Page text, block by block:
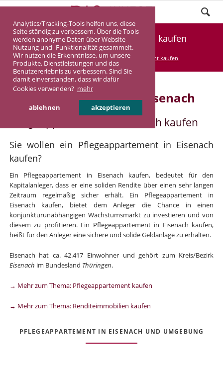
Analytics/Tracking-Tools helfen uns, diese
Seite ständig zu verbessern. Über die Tools
werden anonyme Daten über Website-
Nutzung und -Funktionalität gesammelt.
Wir nutzen die Erkenntnisse, um unsere
Produkte, Dienstleistungen und das
Benutzererlebnis zu verbessern. Sind Sie
damit einverstanden, dass wir dafür
Cookies verwenden? mehr
ablehnen akzeptieren
Pflegeappartement Eisenach kaufen
DASINVEST Service Pflegeappartement kaufen
Pflegeappartement in Eisenach
Pflegeappartement in Eisenach kaufen
Sie wollen ein Pflegeappartement in Eisenach
kaufen?
Ein Pflegeappartement in Eisenach kaufen, bedeutet für den
Kapitalanleger, dass er eine soliden Rendite über einen sehr langen
Zeitraum regelmäßig sicher erhält. Ein Pflegeappartement in
Eisenach kaufen, bietet dem Anleger die Chance in einen
konjunkturunabhängigen Wachstumsmarkt zu investieren und von
diesem zu profitieren. Ein Pflegeappartement in Eisenach kaufen,
heißt für den Anleger eine sichere und solide Geldanlage zu erhalten.
Eisenach hat ca. 42.417 Einwohner und gehört zum Kreis/Bezirk
Eisenach im Bundesland Thüringen.
→ Mehr zum Thema: Pflegeappartement kaufen
→ Mehr zum Thema: Renditeimmobilien kaufen
PFLEGEAPPARTEMENT IN EISENACH UND UMGEBUNG